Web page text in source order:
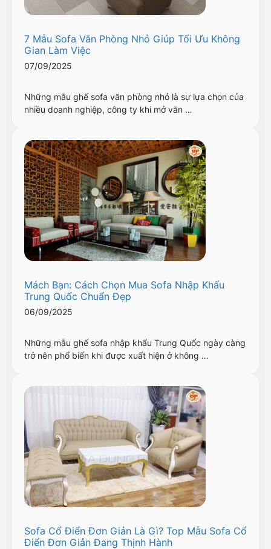
7 Mẫu Sofa Văn Phòng Nhỏ Giúp Tối Ưu Không
Gian Làm Việc
07/09/2025
Những mẫu ghế sofa văn phòng nhỏ là sự lựa chọn của
nhiều doanh nghiệp, công ty khi mở văn …
Mách Bạn: Cách Chọn Mua Sofa Nhập Khẩu
Trung Quốc Chuẩn Đẹp
06/09/2025
Những mẫu ghế sofa nhập khẩu Trung Quốc ngày càng
trở nên phổ biến khi được xuất hiện ở không …
Sofa Cổ Điển Đơn Giản Là Gì? Top Mẫu Sofa Cổ
Điển Đơn Giản Đang Thịnh Hành